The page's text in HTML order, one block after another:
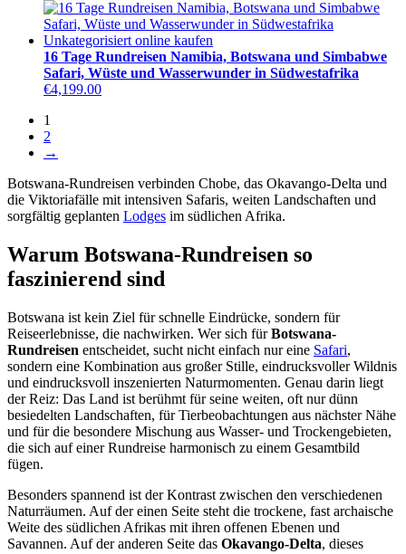
16 Tage Rundreisen Namibia, Botswana und Simbabwe
Safari, Wüste und Wasserwunder in Südwestafrika
€4,199.00
1
2
→
Botswana-Rundreisen verbinden Chobe, das Okavango-Delta und
die Viktoriafälle mit intensiven Safaris, weiten Landschaften und
sorgfältig geplanten Lodges im südlichen Afrika.
Warum Botswana-Rundreisen so
faszinierend sind
Botswana ist kein Ziel für schnelle Eindrücke, sondern für
Reiseerlebnisse, die nachwirken. Wer sich fürBotswana-
Rundreisen entscheidet, sucht nicht einfach nur eine Safari,
sondern eine Kombination aus großer Stille, eindrucksvoller Wildnis
und eindrucksvoll inszenierten Naturmomenten. Genau darin liegt
der Reiz: Das Land ist berühmt für seine weiten, oft nur dünn
besiedelten Landschaften, für Tierbeobachtungen aus nächster Nähe
und für die besondere Mischung aus Wasser- und Trockengebieten,
die sich auf einer Rundreise harmonisch zu einem Gesamtbild
fügen.
Besonders spannend ist der Kontrast zwischen den verschiedenen
Naturräumen. Auf der einen Seite steht die trockene, fast archaische
Weite des südlichen Afrikas mit ihren offenen Ebenen und
Savannen. Auf der anderen Seite das Okavango-Delta, dieses